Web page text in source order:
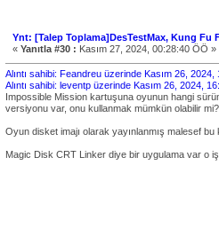
Ynt: [Talep Toplama]DesTestMax, Kung Fu
« Yanıtla #30 : Kasım 27, 2024, 00:28:40 ÖÖ »
Alıntı sahibi: Feandreu üzerinde Kasım 26, 2024,
Alıntı sahibi: leventp üzerinde Kasım 26, 2024,
Impossible Mission kartuşuna oyunun hangi
versiyonu var, onu kullanmak mümkün olabilir mi?
Oyun disket imajı olarak yayınlanmış malesef
Magic Disk CRT Linker diye bir uygulama var o